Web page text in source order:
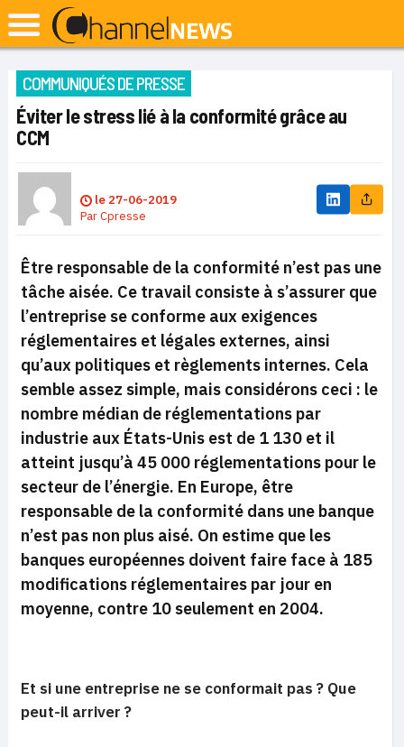
COMMUNIQUÉS DE PRESSE
Éviter le stress lié à la conformité grâce au
CCM
le 27-06-2019
ParCpresse
Être responsable de la conformité n’est pas une
tâche aisée. Ce travail consiste à s’assurer que
l’entreprise se conforme aux exigences
réglementaires et légales externes, ainsi
qu’aux politiques et règlements internes. Cela
semble assez simple, mais considérons ceci : le
nombre médian de réglementations par
industrie aux États-Unis est de 1 130 et il
atteint jusqu’à 45 000 réglementations pour le
secteur de l’énergie. En Europe, être
responsable de la conformité dans une banque
n’est pas non plus aisé. On estime que les
banques européennes doivent faire face à 185
modifications réglementaires par jour en
moyenne, contre 10 seulement en 2004.
Et si une entreprise ne se conformait pas ? Que
peut-il arriver ?